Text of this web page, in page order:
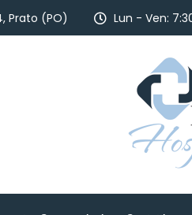
Prato (PO) Lun - Ven: